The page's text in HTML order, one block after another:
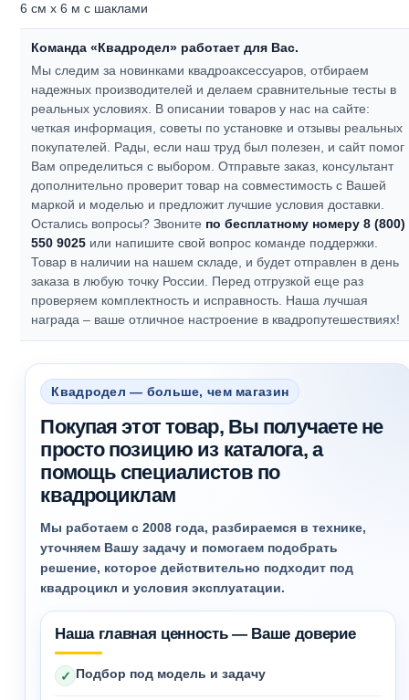
6 см х 6 м с шаклами
Команда «Квадродел» работает для Вас.
Мы следим за новинками квадроаксессуаров, отбираем
надежных производителей и делаем сравнительные тесты в
реальных условиях. В описании товаров у нас на сайте:
четкая информация, советы по установке и отзывы реальных
покупателей. Рады, если наш труд был полезен, и сайт помог
Вам определиться с выбором.Отправьте заказ, консультант
дополнительно проверит товар на совместимость с Вашей
маркой и моделью и предложит лучшие условия доставки.
Остались вопросы? Звоните по бесплатному номеру 8 (800)
550 9025 или напишите свой вопрос команде поддержки.
Товар в наличии на нашем складе, и будет отправлен в день
заказа в любую точку России. Перед отгрузкой еще раз
проверяем комплектность и исправность. Наша лучшая
награда – ваше отличное настроение в квадропутешествиях!
Квадродел — больше, чем магазин
Покупая этот товар, Вы получаете не
просто позицию из каталога, а
помощь специалистов по
квадроциклам
Мы работаем с 2008 года, разбираемся в технике,
уточняем Вашу задачу и помогаем подобрать
решение, которое действительно подходит под
квадроцикл и условия эксплуатации.
Наша главная ценность — Ваше доверие
✓ Подбор под модель и задачу